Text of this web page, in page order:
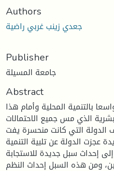
Authors
جعدي زينب غربي راضية
Publisher
جامعة المسيلة
Abstract
بالتنمية المحلية وأمام هذا
الذي مس جميع الاحتمالات
الدولة التي كانت منحسرة يفت
عجزت الدولة عن تلبية التنمية
إحداث سبل جديدة للاستجابة
ومن هذه السبل إحداث النظم